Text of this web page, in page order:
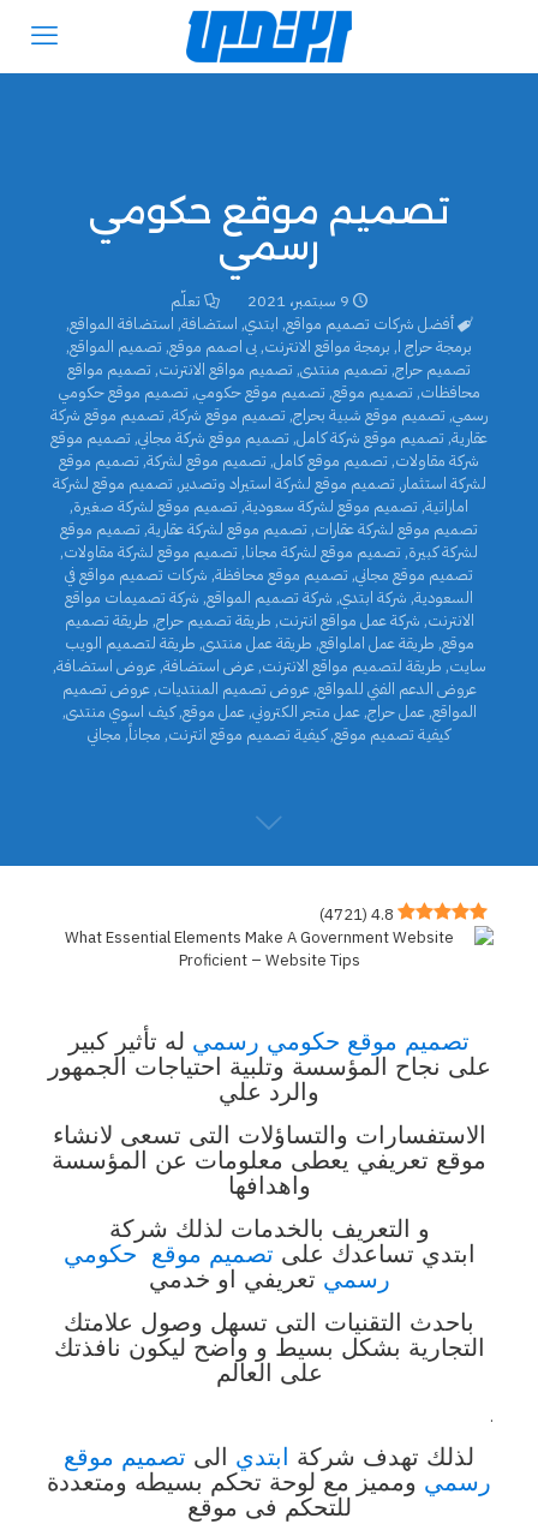
تصميم موقع حكومي
رسمي
9 سبتمبر، 2021
تعلّم
أفضل شركات تصميم مواقع, ابتدي, استضافة, استضافة المواقع,
برمجة حراج ا, برمجة مواقع الانترنت, بى اصمم موقع, تصميم المواقع,
تصميم حراج, تصميم منتدى, تصميم مواقع الانترنت, تصميم مواقع
محافظات, تصميم موقع, تصميم موقع حكومي, تصميم موقع حكومي
رسمي, تصميم موقع شبية بحراج, تصميم موقع شركة, تصميم موقع شركة
عقارية, تصميم موقع شركة كامل, تصميم موقع شركة مجاني, تصميم موقع
شركة مقاولات, تصميم موقع كامل, تصميم موقع لشركة, تصميم موقع
لشركة استثمار, تصميم موقع لشركة استيراد وتصدير, تصميم موقع لشركة
اماراتية, تصميم موقع لشركة سعودية, تصميم موقع لشركة صغيرة,
تصميم موقع لشركة عقارات, تصميم موقع لشركة عقارية, تصميم موقع
لشركة كبيرة, تصميم موقع لشركة مجانا, تصميم موقع لشركة مقاولات,
تصميم موقع مجاني, تصميم موقع محافظة, شركات تصميم مواقع في
السعودية, شركة ابتدي, شركة تصميم المواقع, شركة تصميمات مواقع
الانترنت, شركة عمل مواقع انترنت, طريقة تصميم حراج, طريقة تصميم
موقع, طريقة عمل املواقع, طريقة عمل منتدى, طريقة لتصميم الويب
سايت, طريقة لتصميم مواقع الانترنت,عرض استضافة,عروض استضافة,
عروض الدعم الفني للمواقع,عروض تصميم المنتديات,عروض تصميم
المواقع,عمل حراج,عمل متجر الكتروني,عمل موقع,كيف اسوي منتدى,
كيفية تصميم موقع,كيفية تصميم موقع انترنت, مجاناً, مجاني
4.8
(
4721
)
تصميم موقع حكومي رسمي له تأثير كبير
على نجاح المؤسسة وتلبية احتياجات الجمهور
والرد علي
الاستفسارات والتساؤلات التى تسعى لانشاء
موقع تعريفي يعطى معلومات عن المؤسسة
واهدافها
و التعريف بالخدمات لذلك شركة
ابتدي تساعدك على تصميم موقع حكومي
رسمي تعريفي او خدمي
باحدث التقنيات التى تسهل وصول علامتك
التجارية بشكل بسيط و واضح ليكون نافذتك
على العالم
.
لذلك تهدف شركة ابتدي الى تصميم موقع
رسمي ومميز مع لوحة تحكم بسيطه ومتعددة
للتحكم فى موقع